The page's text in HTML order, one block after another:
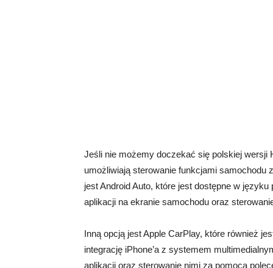
Jeśli nie możemy doczekać się polskiej wersji
umożliwiają sterowanie funkcjami samochodu
jest Android Auto, które jest dostępne w
aplikacji na ekranie samochodu oraz
Inną opcją jest Apple CarPlay, które również
integrację iPhone’a z systemem
aplikacji oraz sterowanie nimi za pomocą